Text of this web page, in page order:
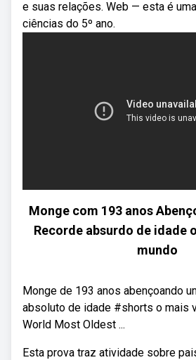
e suas relações. Web — esta é
ciências do 5º ano.
Monge com 193 anos
Recorde absurdo de idade
mundo
Monge de 193 anos abençoando
absoluto de idade #shorts o mais
World Most Oldest ...
Esta prova traz atividade sobre